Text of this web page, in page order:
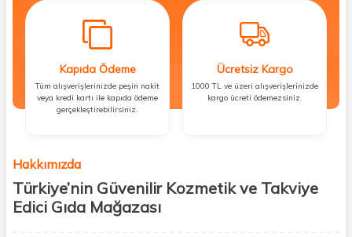
Kapıda Ödeme
Tüm alışverişlerinizde peşin nakit
veya kredi kartı ile kapıda ödeme
gerçekleştirebilirsiniz.
Ücretsiz Kargo
1000 TL ve üzeri alışverişlerinizde
kargo ücreti ödemezsiniz.
Hakkımızda
Türkiye’nin Güvenilir Kozmetik ve Takviye
Edici Gıda Mağazası